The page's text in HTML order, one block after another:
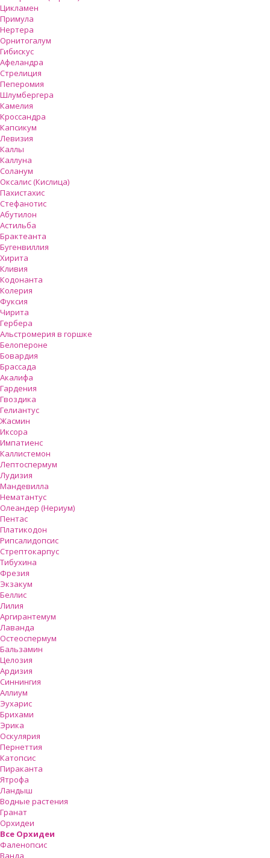
Цикламен
Примула
Нертера
Орнитогалум
Гибискус
Афеландра
Стрелиция
Пеперомия
Шлумбергера
Камелия
Кроссандра
Капсикум
Левизия
Каллы
Каллуна
Соланум
Оксалис (Кислица)
Пахистахис
Стефанотис
Абутилон
Астильба
Брактеанта
Бугенвиллия
Хирита
Кливия
Кодонанта
Колерия
Фуксия
Чирита
Гербера
Альстромерия в горшке
Белопероне
Бовардия
Брассада
Акалифа
Гардения
Гвоздика
Гелиантус
Жасмин
Иксора
Импатиенс
Каллистемон
Лептоспермум
Лудизия
Мандевилла
Нематантус
Олеандер (Нериум)
Пентас
Платикодон
Рипсалидопсис
Стрептокарпус
Тибухина
Фрезия
Экзакум
Беллис
Лилия
Аргирантемум
Лаванда
Остеоспермум
Бальзамин
Целозия
Ардизия
Синнингия
Аллиум
Эухарис
Брихами
Эрика
Оскулярия
Пернеттия
Катопсис
Пираканта
Ятрофа
Ландыш
Водные растения
Гранат
Орхидеи
Все Орхидеи
Фаленопсис
Ванда